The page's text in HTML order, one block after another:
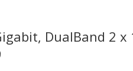
DualBand 2